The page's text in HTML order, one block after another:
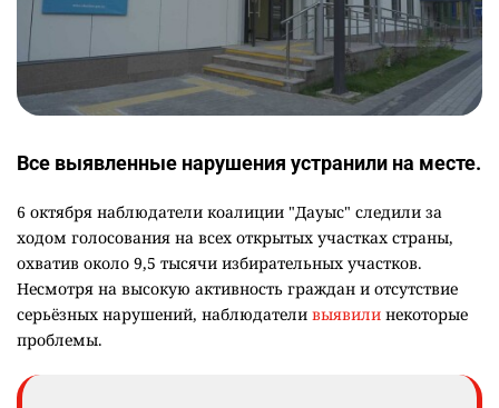
Все выявленные нарушения устранили на месте.
6 октября наблюдатели коалиции "Дауыс" следили за
ходом голосования на всех открытых участках страны,
охватив около 9,5 тысячи избирательных участков.
Несмотря на высокую активность граждан и отсутствие
серьёзных нарушений, наблюдатели выявили некоторые
проблемы.